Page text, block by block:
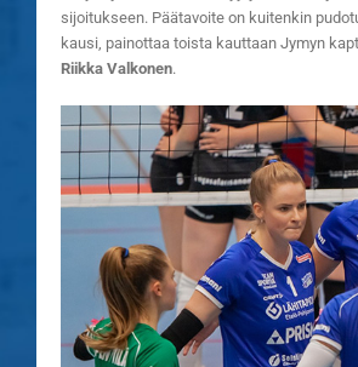
sijoitukseen. Päätavoite on kuitenkin
kausi, painottaa toista kauttaan Jymyn
Riikka Valkonen.